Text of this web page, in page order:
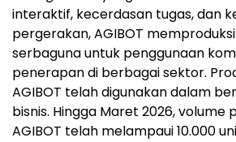
interaktif, kecerdasan tugas, dan
pergerakan, AGIBOT
serbaguna untuk penggunaan
penerapan di berbagai sektor.
AGIBOT telah digunakan dalam
bisnis. Hingga Maret 2026, volume
AGIBOT telah melampaui 10.000